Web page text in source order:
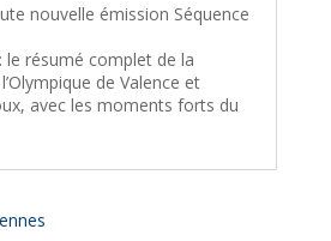
nouvelle émission Séquence
le résumé complet de la
de Valence et
avec les moments forts du